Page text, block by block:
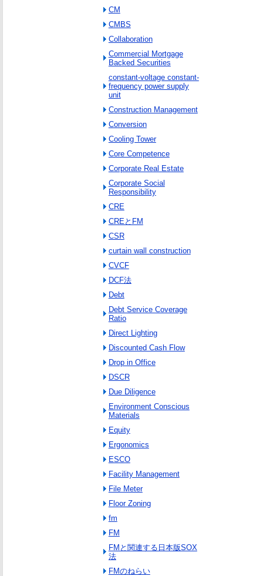
CM
CMBS
Collaboration
Commercial Mortgage
Backed Securities
constant-voltage constant-
frequency power supply
unit
Construction Management
Conversion
Cooling Tower
Core Competence
Corporate Real Estate
Corporate Social
Responsibility
CRE
CREとFM
CSR
curtain wall construction
CVCF
DCF法
Debt
Debt Service Coverage
Ratio
Direct Lighting
Discounted Cash Flow
Drop in Office
DSCR
Due Diligence
Environment Conscious
Materials
Equity
Ergonomics
ESCO
Facility Management
File Meter
Floor Zoning
fm
FM
FMと関連する日本版SOX
法
FMのねらい